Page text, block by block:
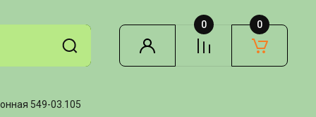
0 0
549-03.105